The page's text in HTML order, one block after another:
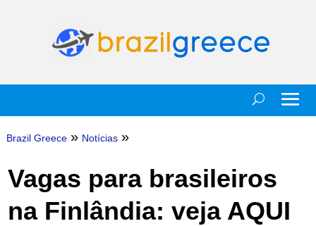
Brazil Greece » Notícias »
Vagas para brasileiros
na Finlândia: veja AQUI